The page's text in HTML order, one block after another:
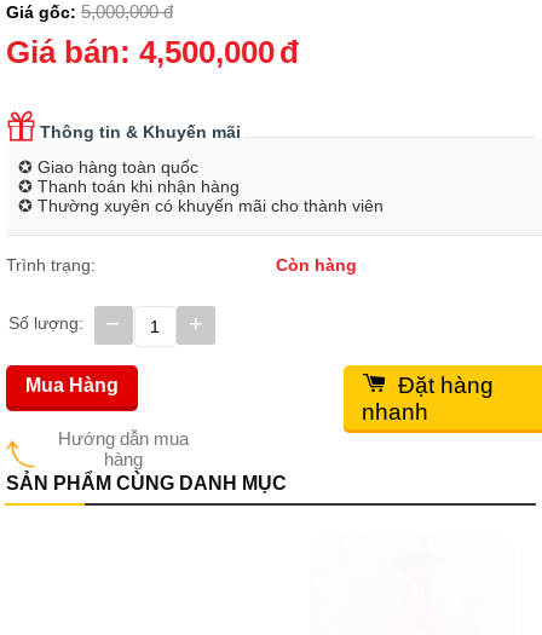
Giá gốc: 5,000,000 đ
Giá bán: 4,500,000đ
Thông tin & Khuyến mãi
✪ Giao hàng toàn quốc
✪ Thanh toán khi nhận hàng
✪ Thường xuyên có khuyến mãi cho thành viên
Trình trạng: Còn hàng
Số lượng: +
−
Hướng dẫn mua
hàng
Mua Hàng
Đặt hàng
nhanh
SẢN PHẨM CÙNG DANH MỤC